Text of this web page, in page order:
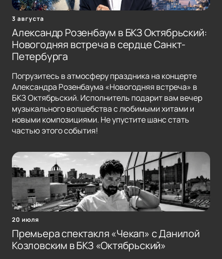
3 августа
Александр Розенбаум в БКЗ Октябрьский:
Новогодняя встреча в сердце Санкт-
Петербурга
Погрузитесь в атмосферу праздника на концерте
Александра Розенбаума «Новогодняя встреча» в
БКЗ Октябрьский. Исполнитель подарит вам вечер
музыкального волшебства с любимыми хитами и
новыми композициями. Не упустите шанс стать
частью этого события!
20 июля
Премьера спектакля «Чекап» с Данилой
Козловским в БКЗ «Октябрьский»